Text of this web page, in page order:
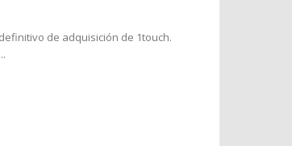
de adquisición de 1touch.